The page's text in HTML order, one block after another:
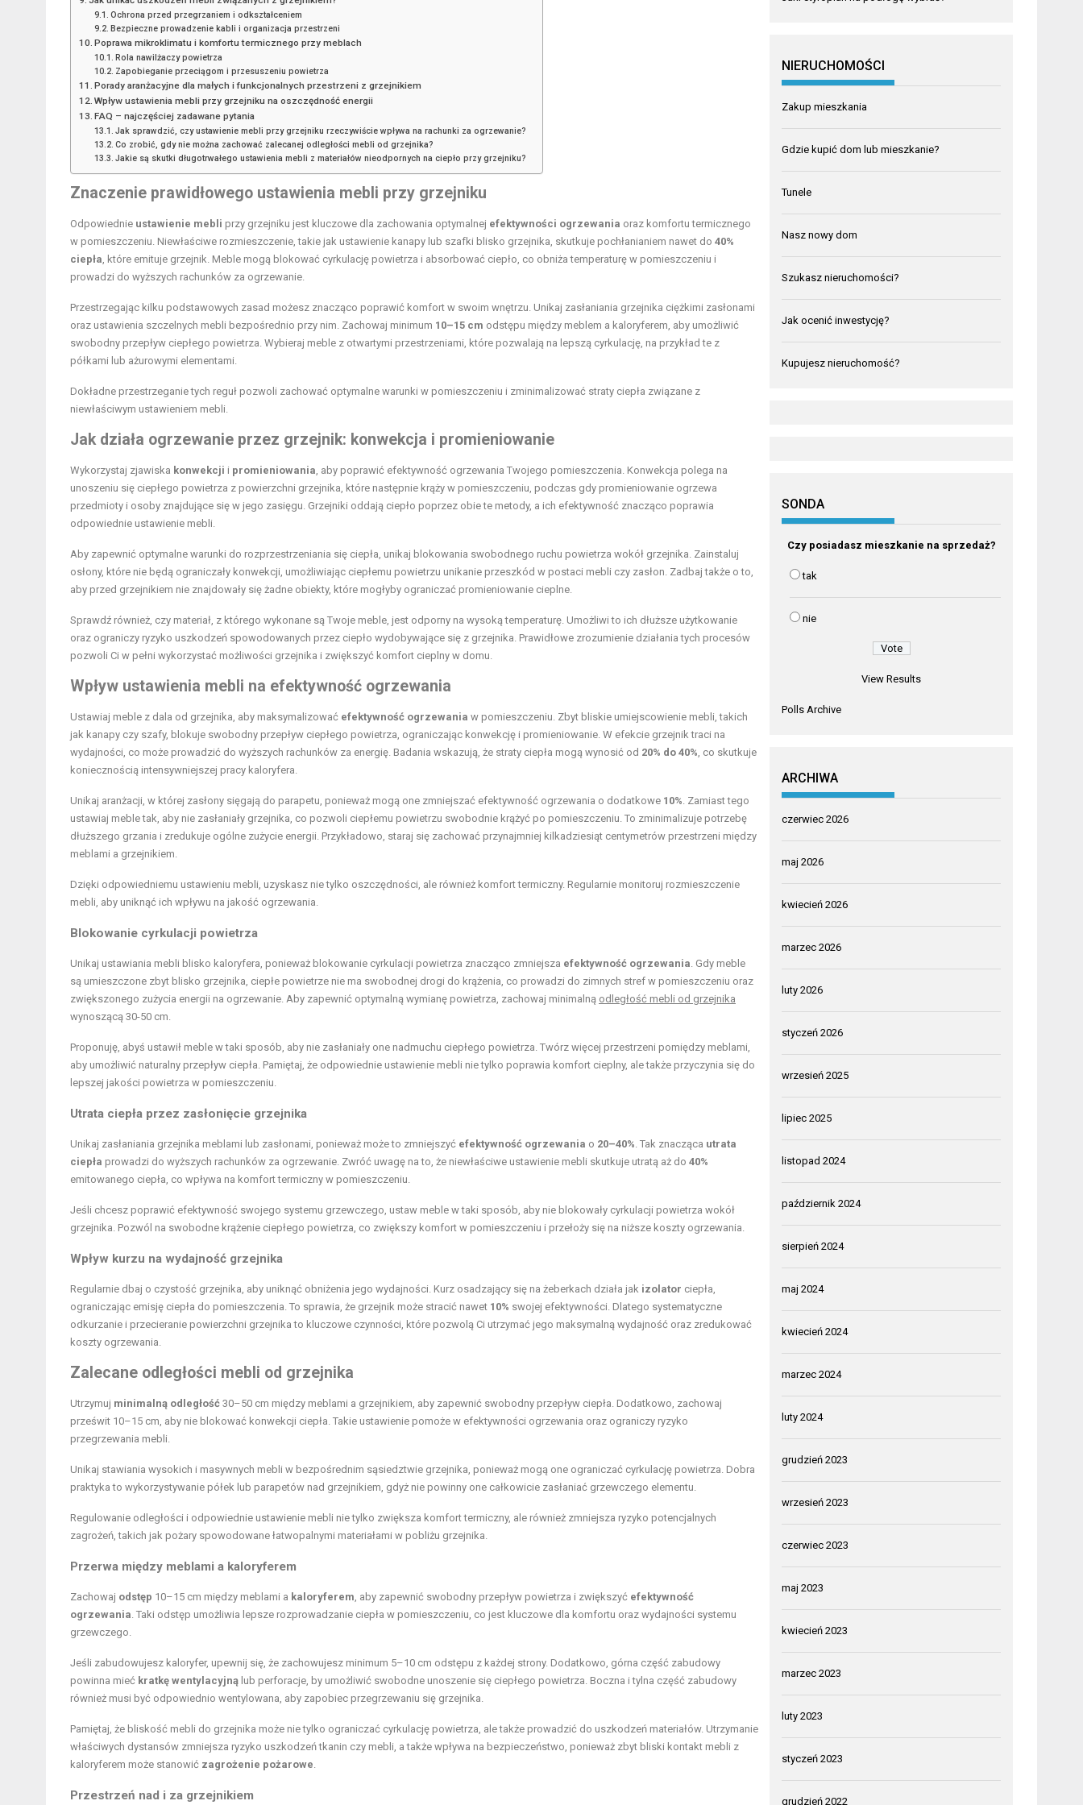
Ochrona przed przegrzaniem i odkształceniem
Bezpieczne prowadzenie kabli i organizacja przestrzeni
Poprawa mikroklimatu i komfortu termicznego przy meblach
Rola nawilżaczy powietrza
Zapobieganie przeciągom i przesuszeniu powietrza
Porady aranżacyjne dla małych i funkcjonalnych przestrzeni z grzejnikiem
Wpływ ustawienia mebli przy grzejniku na oszczędność energii
FAQ – najczęściej zadawane pytania
Jak sprawdzić, czy ustawienie mebli przy grzejniku rzeczywiście wpływa na rachunki za ogrzewanie?
Co zrobić, gdy nie można zachować zalecanej odległości mebli od grzejnika?
Jakie są skutki długotrwałego ustawienia mebli z materiałów nieodpornych na ciepło przy grzejniku?
Znaczenie prawidłowego ustawienia mebli przy grzejniku
Odpowiednie ustawienie mebli przy grzejniku jest kluczowe dla zachowania optymalnej efektywności ogrzewania oraz komfortu termicznego
w pomieszczeniu. Niewłaściwe rozmieszczenie, takie jak ustawienie kanapy lub szafki blisko grzejnika, skutkuje pochłanianiem nawet do 40%
ciepła, które emituje grzejnik. Meble mogą blokować cyrkulację powietrza i absorbować ciepło, co obniża temperaturę w pomieszczeniu i
prowadzi do wyższych rachunków za ogrzewanie.
Przestrzegając kilku podstawowych zasad możesz znacząco poprawić komfort w swoim wnętrzu. Unikaj zasłaniania grzejnika ciężkimi zasłonami
oraz ustawienia szczelnych mebli bezpośrednio przy nim. Zachowaj minimum 10–15 cm odstępu między meblem a kaloryferem, aby umożliwić
swobodny przepływ ciepłego powietrza. Wybieraj meble z otwartymi przestrzeniami, które pozwalają na lepszą cyrkulację, na przykład te z
półkami lub ażurowymi elementami.
Dokładne przestrzeganie tych reguł pozwoli zachować optymalne warunki w pomieszczeniu i zminimalizować straty ciepła związane z
niewłaściwym ustawieniem mebli.
Jak działa ogrzewanie przez grzejnik: konwekcja i promieniowanie
Wykorzystaj zjawiska konwekcji i promieniowania, aby poprawić efektywność ogrzewania Twojego pomieszczenia. Konwekcja polega na
unoszeniu się ciepłego powietrza z powierzchni grzejnika, które następnie krąży w pomieszczeniu, podczas gdy promieniowanie ogrzewa
przedmioty i osoby znajdujące się w jego zasięgu. Grzejniki oddają ciepło poprzez obie te metody, a ich efektywność znacząco poprawia
odpowiednie ustawienie mebli.
Aby zapewnić optymalne warunki do rozprzestrzeniania się ciepła, unikaj blokowania swobodnego ruchu powietrza wokół grzejnika. Zainstaluj
osłony, które nie będą ograniczały konwekcji, umożliwiając ciepłemu powietrzu unikanie przeszkód w postaci mebli czy zasłon. Zadbaj także o to,
aby przed grzejnikiem nie znajdowały się żadne obiekty, które mogłyby ograniczać promieniowanie cieplne.
Sprawdź również, czy materiał, z którego wykonane są Twoje meble, jest odporny na wysoką temperaturę. Umożliwi to ich dłuższe użytkowanie
oraz ograniczy ryzyko uszkodzeń spowodowanych przez ciepło wydobywające się z grzejnika. Prawidłowe zrozumienie działania tych procesów
pozwoli Ci w pełni wykorzystać możliwości grzejnika i zwiększyć komfort cieplny w domu.
Wpływ ustawienia mebli na efektywność ogrzewania
Ustawiaj meble z dala od grzejnika, aby maksymalizować efektywność ogrzewania w pomieszczeniu. Zbyt bliskie umiejscowienie mebli, takich
jak kanapy czy szafy, blokuje swobodny przepływ ciepłego powietrza, ograniczając konwekcję i promieniowanie. W efekcie grzejnik traci na
wydajności, co może prowadzić do wyższych rachunków za energię. Badania wskazują, że straty ciepła mogą wynosić od 20% do 40%, co skutkuje
koniecznością intensywniejszej pracy kaloryfera.
Unikaj aranżacji, w której zasłony sięgają do parapetu, ponieważ mogą one zmniejszać efektywność ogrzewania o dodatkowe 10%. Zamiast tego
ustawiaj meble tak, aby nie zasłaniały grzejnika, co pozwoli ciepłemu powietrzu swobodnie krążyć po pomieszczeniu. To zminimalizuje potrzebę
dłuższego grzania i zredukuje ogólne zużycie energii. Przykładowo, staraj się zachować przynajmniej kilkadziesiąt centymetrów przestrzeni między
meblami a grzejnikiem.
Dzięki odpowiedniemu ustawieniu mebli, uzyskasz nie tylko oszczędności, ale również komfort termiczny. Regularnie monitoruj rozmieszczenie
mebli, aby uniknąć ich wpływu na jakość ogrzewania.
Blokowanie cyrkulacji powietrza
Unikaj ustawiania mebli blisko kaloryfera, ponieważ blokowanie cyrkulacji powietrza znacząco zmniejsza efektywność ogrzewania. Gdy meble
są umieszczone zbyt blisko grzejnika, ciepłe powietrze nie ma swobodnej drogi do krążenia, co prowadzi do zimnych stref w pomieszczeniu oraz
zwiększonego zużycia energii na ogrzewanie. Aby zapewnić optymalną wymianę powietrza, zachowaj minimalną odległość mebli od grzejnika
wynoszącą 30-50 cm.
Proponuję, abyś ustawił meble w taki sposób, aby nie zasłaniały one nadmuchu ciepłego powietrza. Twórz więcej przestrzeni pomiędzy meblami,
aby umożliwić naturalny przepływ ciepła. Pamiętaj, że odpowiednie ustawienie mebli nie tylko poprawia komfort cieplny, ale także przyczynia się do
lepszej jakości powietrza w pomieszczeniu.
Utrata ciepła przez zasłonięcie grzejnika
Unikaj zasłaniania grzejnika meblami lub zasłonami, ponieważ może to zmniejszyć efektywność ogrzewania o 20–40%. Tak znacząca utrata
ciepła prowadzi do wyższych rachunków za ogrzewanie. Zwróć uwagę na to, że niewłaściwe ustawienie mebli skutkuje utratą aż do 40%
emitowanego ciepła, co wpływa na komfort termiczny w pomieszczeniu.
Jeśli chcesz poprawić efektywność swojego systemu grzewczego, ustaw meble w taki sposób, aby nie blokowały cyrkulacji powietrza wokół
grzejnika. Pozwól na swobodne krążenie ciepłego powietrza, co zwiększy komfort w pomieszczeniu i przełoży się na niższe koszty ogrzewania.
Wpływ kurzu na wydajność grzejnika
Regularnie dbaj o czystość grzejnika, aby uniknąć obniżenia jego wydajności. Kurz osadzający się na żeberkach działa jak izolator ciepła,
ograniczając emisję ciepła do pomieszczenia. To sprawia, że grzejnik może stracić nawet 10% swojej efektywności. Dlatego systematyczne
odkurzanie i przecieranie powierzchni grzejnika to kluczowe czynności, które pozwolą Ci utrzymać jego maksymalną wydajność oraz zredukować
koszty ogrzewania.
Zalecane odległości mebli od grzejnika
Utrzymuj minimalną odległość 30–50 cm między meblami a grzejnikiem, aby zapewnić swobodny przepływ ciepła. Dodatkowo, zachowaj
prześwit 10–15 cm, aby nie blokować konwekcji ciepła. Takie ustawienie pomoże w efektywności ogrzewania oraz ograniczy ryzyko
przegrzewania mebli.
Unikaj stawiania wysokich i masywnych mebli w bezpośrednim sąsiedztwie grzejnika, ponieważ mogą one ograniczać cyrkulację powietrza. Dobra
praktyka to wykorzystywanie półek lub parapetów nad grzejnikiem, gdyż nie powinny one całkowicie zasłaniać grzewczego elementu.
Regulowanie odległości i odpowiednie ustawienie mebli nie tylko zwiększa komfort termiczny, ale również zmniejsza ryzyko potencjalnych
zagrożeń, takich jak pożary spowodowane łatwopalnymi materiałami w pobliżu grzejnika.
Przerwa między meblami a kaloryferem
Zachowaj odstęp 10–15 cm między meblami a kaloryferem, aby zapewnić swobodny przepływ powietrza i zwiększyć efektywność
ogrzewania. Taki odstęp umożliwia lepsze rozprowadzanie ciepła w pomieszczeniu, co jest kluczowe dla komfortu oraz wydajności systemu
grzewczego.
Jeśli zabudowujesz kaloryfer, upewnij się, że zachowujesz minimum 5–10 cm odstępu z każdej strony. Dodatkowo, górna część zabudowy
powinna mieć kratkę wentylacyjną lub perforacje, by umożliwić swobodne unoszenie się ciepłego powietrza. Boczna i tylna część zabudowy
również musi być odpowiednio wentylowana, aby zapobiec przegrzewaniu się grzejnika.
Pamiętaj, że bliskość mebli do grzejnika może nie tylko ograniczać cyrkulację powietrza, ale także prowadzić do uszkodzeń materiałów. Utrzymanie
właściwych dystansów zmniejsza ryzyko uszkodzeń tkanin czy mebli, a także wpływa na bezpieczeństwo, ponieważ zbyt bliski kontakt mebli z
kaloryferem może stanowić zagrożenie pożarowe.
Przestrzeń nad i za grzejnikiem
NIERUCHOMOŚCI
Zakup mieszkania
Gdzie kupić dom lub mieszkanie?
Tunele
Nasz nowy dom
Szukasz nieruchomości?
Jak ocenić inwestycję?
Kupujesz nieruchomość?
SONDA
Czy posiadasz mieszkanie na sprzedaż?
tak
nie
View Results
Polls Archive
ARCHIWA
czerwiec 2026
maj 2026
kwiecień 2026
marzec 2026
luty 2026
styczeń 2026
wrzesień 2025
lipiec 2025
listopad 2024
październik 2024
sierpień 2024
maj 2024
kwiecień 2024
marzec 2024
luty 2024
grudzień 2023
wrzesień 2023
czerwiec 2023
maj 2023
kwiecień 2023
marzec 2023
luty 2023
styczeń 2023
grudzień 2022